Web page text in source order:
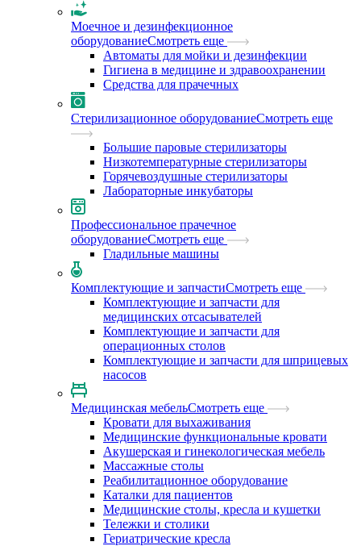
Моечное и дезинфекционное
оборудованиеСмотреть еще
Автоматы для мойки и дезинфекции
Гигиена в медицине и здравоохранении
Средства для прачечных
Стерилизационное оборудованиеСмотреть еще
Большие паровые стерилизаторы
Низкотемпературные стерилизаторы
Горячевоздушные стерилизаторы
Лабораторные инкубаторы
Профессиональное прачечное
оборудованиеСмотреть еще
Гладильные машины
Комплектующие и запчастиСмотреть еще
Комплектующие и запчасти для
медицинских отсасывателей
Комплектующие и запчасти для
операционных столов
Комплектующие и запчасти для шприцевых
насосов
Медицинская мебельСмотреть еще
Кровати для выхаживания
Медицинские функциональные кровати
Акушерская и гинекологическая мебель
Массажные столы
Реабилитационное оборудование
Каталки для пациентов
Медицинские столы, кресла и кушетки
Тележки и столики
Гериатрические кресла